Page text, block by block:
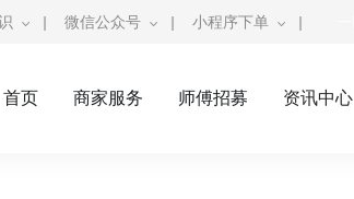
| 微信公众号 | 小程序下单 |
首页 商家服务 师傅招募 资讯中心